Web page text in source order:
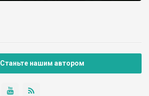
Станьте нашим автором